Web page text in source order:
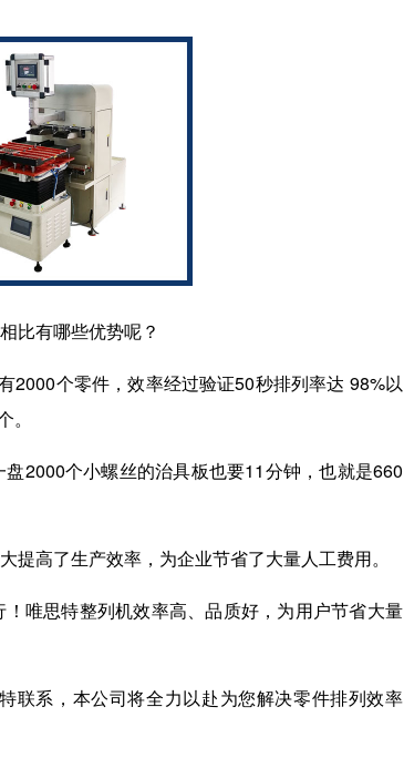
比有哪些优势呢？
2000个零件，效率经过验证50秒排列率达 98%以
。
盘2000个小螺丝的治具板也要11分钟，也就是660
高了生产效率，为企业节省了大量人工费用。
唯思特整列机效率高、品质好，为用户节省大量
联系，本公司将全力以赴为您解决零件排列效率